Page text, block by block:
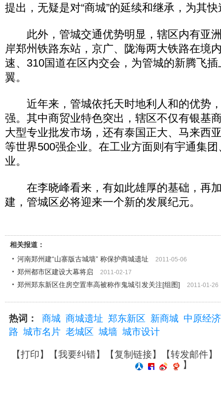
提出，无疑是对“商城”的延续和继承，为其
此外，管城交通优势明显，辖区内有亚
岸郑州铁路东站，京广、陇海两大铁路在境
速、310国道在区内交会，为管城的新腾飞
翼。
近年来，管城依托天时地利人和的优势
强。其中商贸业特色突出，辖区不仅有银基
大型专业批发市场，还有泰国正大、马来西
等世界500强企业。在工业方面则有宇通集
业。
在李晓峰看来，有如此雄厚的基础，再加
建，管城区必将迎来一个新的发展纪元。
相关报道：
河南郑州建“山寨版古城墙” 称保护商城遗址
2011-05-06
郑州都市区建设大幕将启 2011-02-17
郑州郑东新区住房空置率高被称作鬼城引发关注[组图] 2011-01-26
热词： 商城 商城遗址 郑东新区 新商城 中原经
路 城市名片 老城区 城墙 城市设计
【打印】【我要纠错】【复制链接】【转发邮件】
】